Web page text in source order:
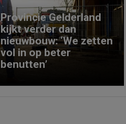
Provincie Gelderland
kijkt verder dan
nieuwbouw: ‘We zetten
vol in op beter
benutten’